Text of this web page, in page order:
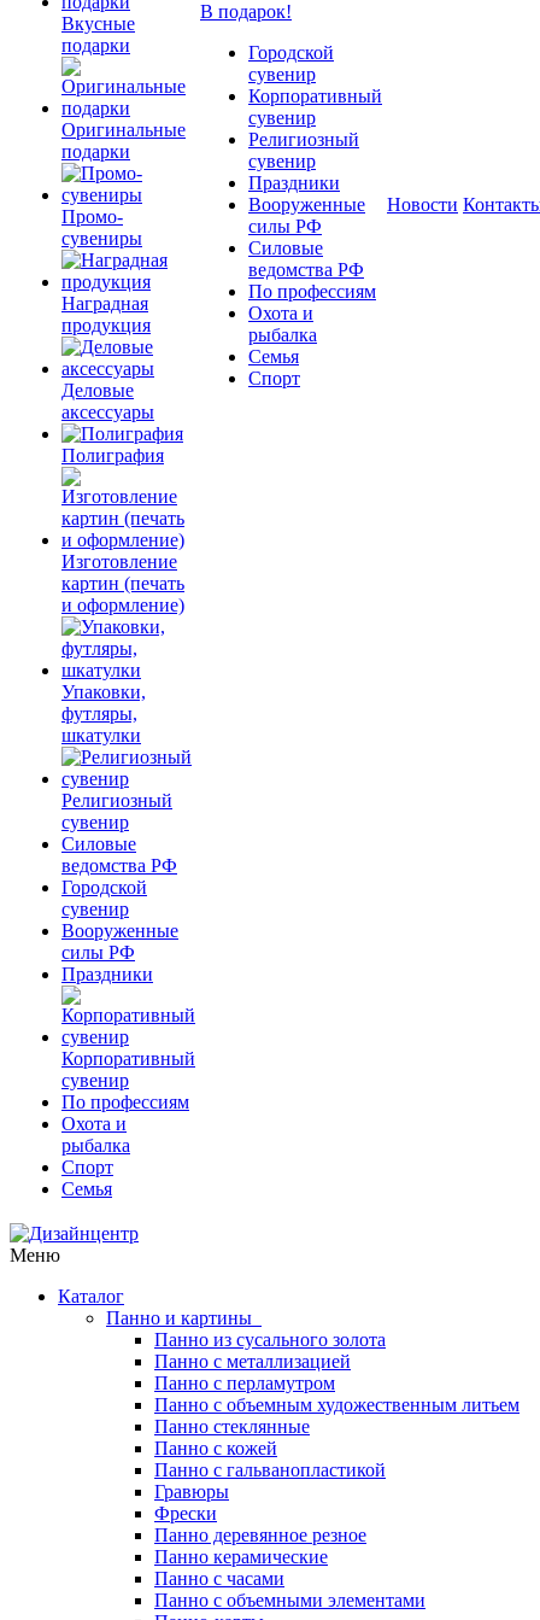
Вкусные
подарки
Оригинальные
подарки
Промо-
сувениры
Наградная
продукция
Деловые
аксессуары
Полиграфия
Изготовление
картин (печать
и оформление)
Упаковки,
футляры,
шкатулки
Религиозный
сувенир
Силовые
ведомства РФ
Городской
сувенир
Вооруженные
силы РФ
Праздники
Корпоративный
сувенир
По профессиям
Охота и
рыбалка
Спорт
Семья
В подарок!
Городской
сувенир
Корпоративный
сувенир
Религиозный
сувенир
Праздники
Вооруженные
силы РФ
Силовые
ведомства РФ
По профессиям
Охота и
рыбалка
Семья
Спорт
Новости
Меню
Каталог
Панно и картины
Панно из сусального золота
Панно с металлизацией
Панно с перламутром
Панно с объемным художественным литьем
Панно стеклянные
Панно с кожей
Панно с гальванопластикой
Гравюры
Фрески
Панно деревянное резное
Панно керамические
Панно с часами
Панно с объемными элементами